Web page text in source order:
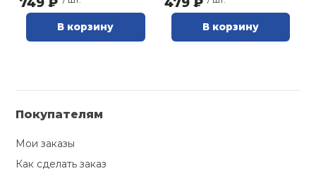
В корзину В корзину
Покупателям
Мои заказы
Как сделать заказ